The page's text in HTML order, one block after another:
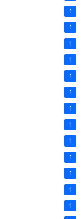
1
1
1
1
1
1
1
1
1
1
1
1
1